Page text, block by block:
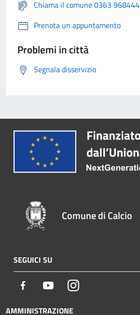
Chiama il comune 0363 968444
Prenota un appuntamento
Problemi in città
Segnala disservizio
Comune di Calcio
SEGUICI SU
Facebook YoutubeInstagram
AMMINISTRAZIONE